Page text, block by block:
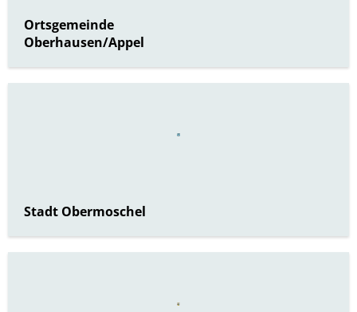
Ortsgemeinde
Oberhausen/Appel
Stadt Obermoschel